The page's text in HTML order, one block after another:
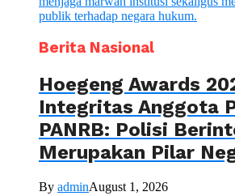
Berita Nasional
Hoegeng Awards
Integritas Anggota
PANRB: Polisi
Merupakan Pilar
By adminAugust 1, 2026